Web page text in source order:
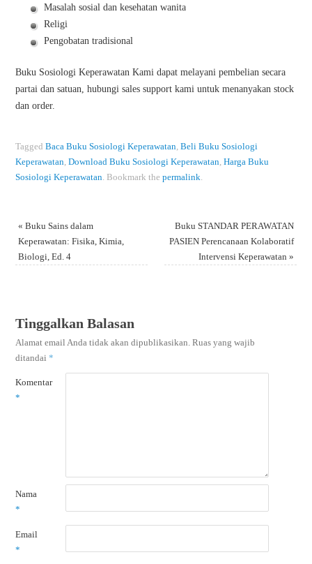
Masalah sosial dan kesehatan wanita
Religi
Pengobatan tradisional
Buku Sosiologi Keperawatan Kami dapat melayani pembelian secara
partai dan satuan, hubungi sales support kami untuk menanyakan stock
dan order.
Tagged Baca Buku Sosiologi Keperawatan, Beli Buku Sosiologi
Keperawatan, Download Buku Sosiologi Keperawatan, Harga Buku
Sosiologi Keperawatan. Bookmark the permalink.
« Buku Sains dalam
Keperawatan: Fisika, Kimia,
Biologi, Ed. 4
Buku STANDAR PERAWATAN
PASIEN Perencanaan Kolaboratif
Intervensi Keperawatan»
Tinggalkan Balasan
Alamat email Anda tidak akan dipublikasikan. Ruas yang wajib
ditandai *
Komentar
*
Nama
*
Email
*